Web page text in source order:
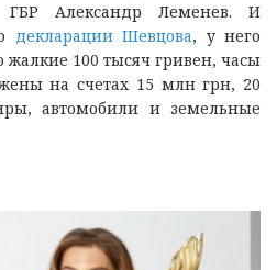
ГБР Александр Леменев. И
декларации Шевцова, у него
жалкие 100 тысяч гривен, часы
на счетах 15 млн грн, 20
автомобили и земельные